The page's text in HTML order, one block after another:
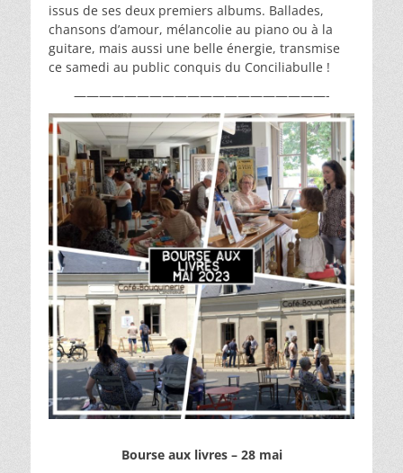
issus de ses deux premiers albums. Ballades,
chansons d’amour, mélancolie au piano ou à la
guitare, mais aussi une belle énergie, transmise
ce samedi au public conquis du Conciliabulle !
————————————————————-
Bourse aux livres – 28 mai